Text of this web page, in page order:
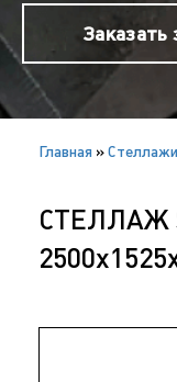
Заказать
Главная »Cтеллажи
СТЕЛЛАЖ